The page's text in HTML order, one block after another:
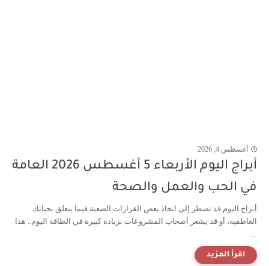
أغسطس 4, 2026
أبراج اليوم الأربعاء 5 أغسطس 2026 العامة
في الحب والعمل والصحة
أبراج اليوم قد تضطر إلى اتخاذ بعض القرارات الصعبة فيما يتعلق بحياتك
العاطفية، أو قد يشعر أصحاب المشروعات بزيادة كبيرة في الطاقة اليوم.. هذا